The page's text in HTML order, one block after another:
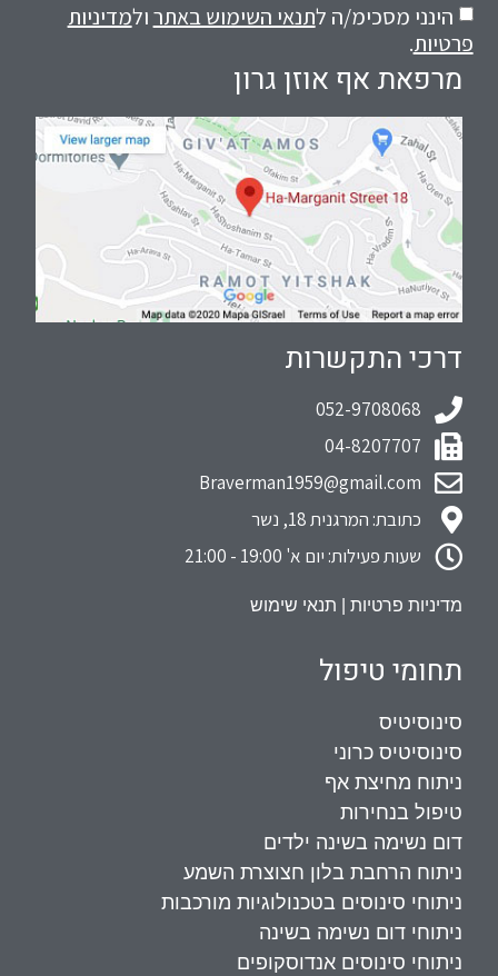
תחומי טיפול
סינוסיטיס
סינוסיטיס כרוני
ניתוח מחיצת אף
טיפול בנחירות
דום נשימה בשינה ילדים
ניתוח הרחבת בלון חצוצרת השמע
ניתוחי סינוסים בטכנולוגיות מורכבות
ניתוחי דום נשימה בשינה
ניתוחי סינוסים אנדוסקופים
דרכי התקשרות
052-9708068
04-8207707
Braverman1959@gmail.com
כתובת: המרגנית 18, נשר
שעות פעילות: יום א' 19:00 - 21:00
מדיניות פרטיות תנאי שימוש
מרפאת אף אוזן גרון
הינני מסכימ/ה לתנאי השימוש באתרולמדיניות
פרטיות.